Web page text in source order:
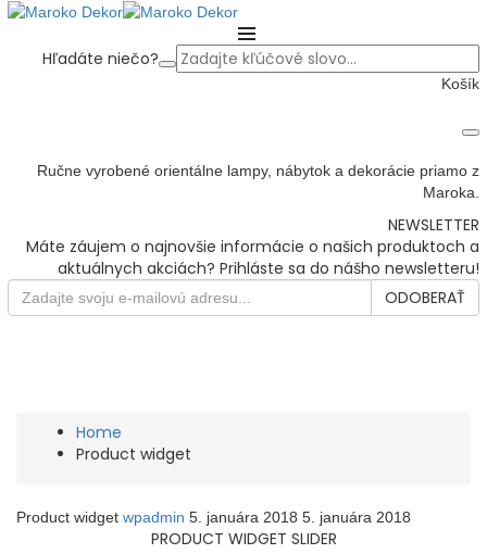
Hľadáte niečo?
Košík
Ručne vyrobené orientálne lampy, nábytok a dekorácie priamo z
Maroka.
NEWSLETTER
Máte záujem o najnovšie informácie o našich produktoch a
aktuálnych akciách? Prihláste sa do nášho newsletteru!
ODOBERAŤ
Home
Product widget
Product widget wpadmin 5. januára 2018 5. januára 2018
PRODUCT WIDGET SLIDER